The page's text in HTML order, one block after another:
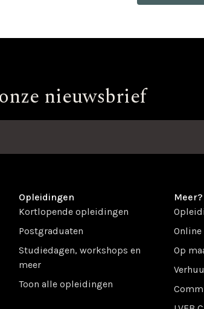
nieuwsbrief
Opleidingen
Kortlopende opleidingen
Postgraduaten
Studiedagen, workshops en
meer
Toon alle opleidingen
Meer?
Online
Op